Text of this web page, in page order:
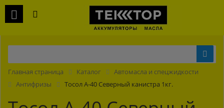
Главная страница Каталог
Автомасла и спецжидкости
Антифризы
Тосол А-40 Северный канистра 1кг.